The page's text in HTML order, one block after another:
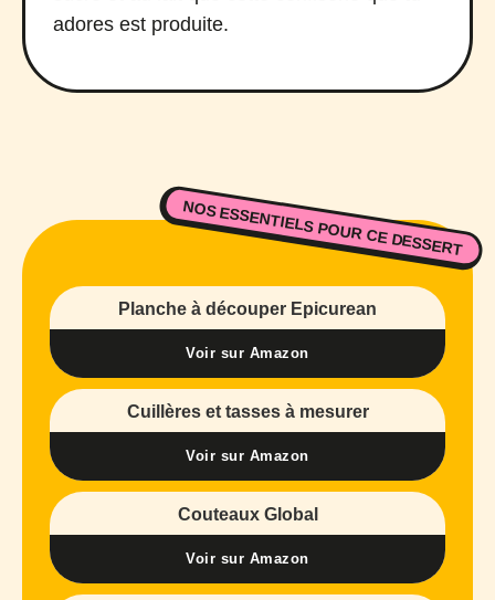
adores est produite.
NOS ESSENTIELS POUR CE DESSERT
Planche à découper Epicurean
Voir sur Amazon
Cuillères et tasses à mesurer
Voir sur Amazon
Couteaux Global
Voir sur Amazon